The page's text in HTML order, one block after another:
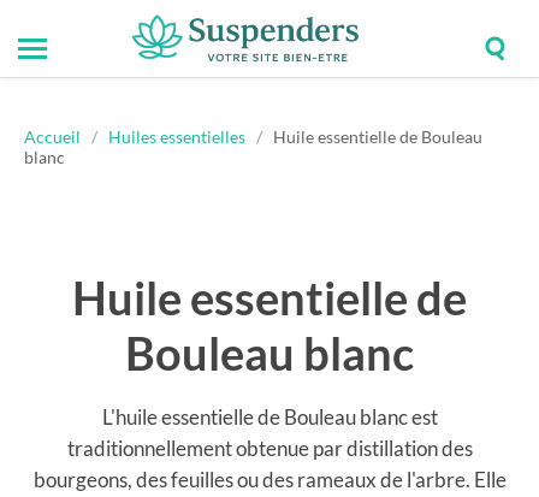
Suspenders
Toggle
mobile
Accueil / Huiles essentielles / Huile essentielle de Bouleau
blanc
Huile essentielle de
Bouleau blanc
L'huile essentielle de Bouleau blanc est
traditionnellement obtenue par distillation des
bourgeons, des feuilles ou des rameaux de l'arbre. Elle